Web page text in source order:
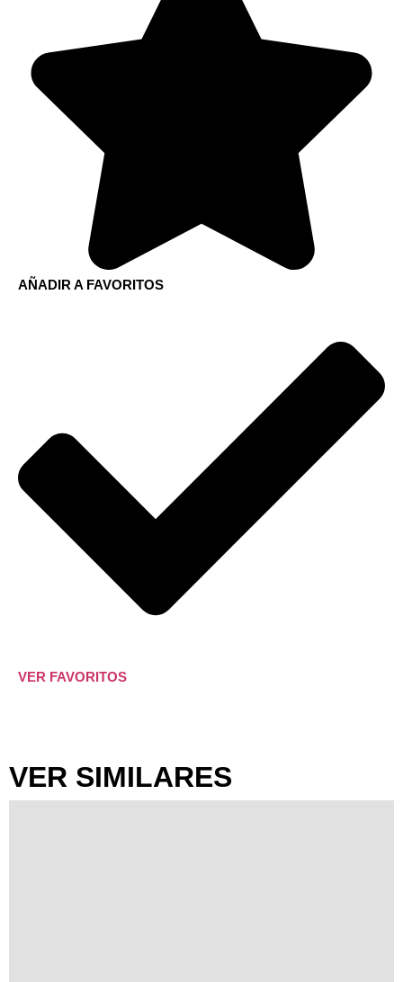
AÑADIR A FAVORITOS
VER FAVORITOS
VER SIMILARES